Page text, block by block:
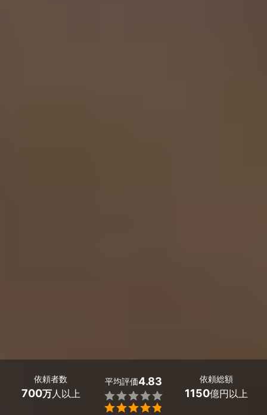
依頼者数
700万人以上
平均評価4.83


依頼総額
1150億円以上